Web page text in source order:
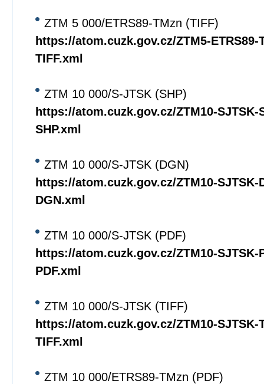
ZTM 5 000/ETRS89-TMzn (TIFF)
https://atom.cuzk.gov.cz/ZTM5-ETRS89-
TIFF.xml
ZTM 10 000/S-JTSK (SHP)
https://atom.cuzk.gov.cz/ZTM10-SJTSK-
SHP.xml
ZTM 10 000/S-JTSK (DGN)
https://atom.cuzk.gov.cz/ZTM10-SJTSK-
DGN.xml
ZTM 10 000/S-JTSK (PDF)
https://atom.cuzk.gov.cz/ZTM10-SJTSK-
PDF.xml
ZTM 10 000/S-JTSK (TIFF)
https://atom.cuzk.gov.cz/ZTM10-SJTSK-
TIFF.xml
ZTM 10 000/ETRS89-TMzn (PDF)